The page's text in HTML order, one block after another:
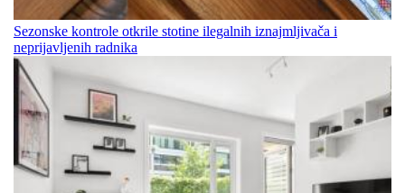
Sezonske kontrole otkrile stotine ilegalnih iznajmljivača i
neprijavljenih radnika